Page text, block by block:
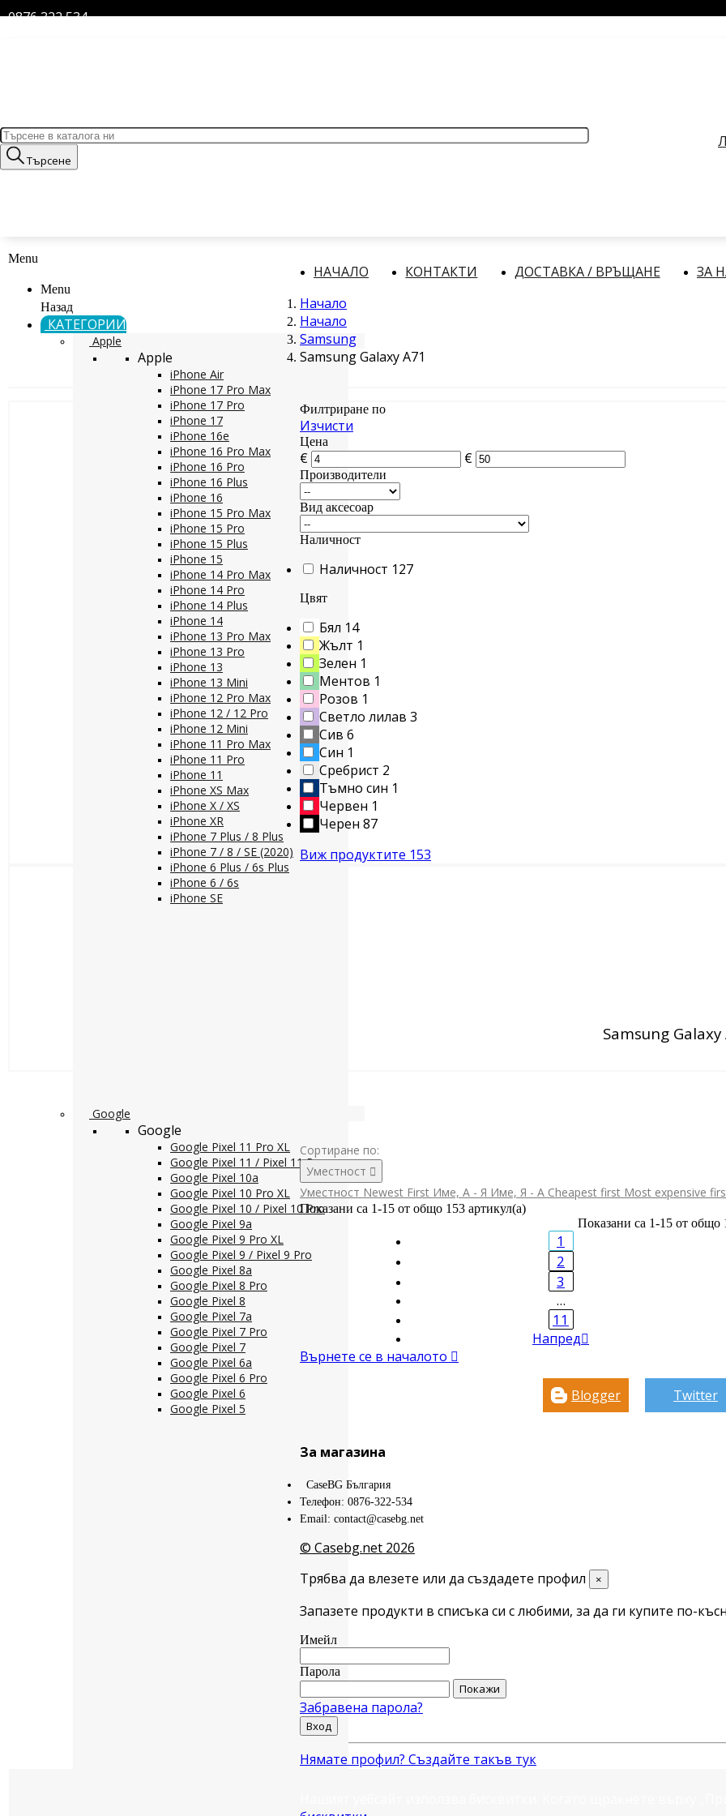
0876 322 534
Търсене
Menu
Menu
Назад
КАТЕГОРИИ
Apple
Apple
iPhone Air
iPhone 17 Pro Max
iPhone 17 Pro
iPhone 17
iPhone 16e
iPhone 16 Pro Max
iPhone 16 Pro
iPhone 16 Plus
iPhone 16
iPhone 15 Pro Max
iPhone 15 Pro
iPhone 15 Plus
iPhone 15
iPhone 14 Pro Max
iPhone 14 Pro
iPhone 14 Plus
iPhone 14
iPhone 13 Pro Max
iPhone 13 Pro
iPhone 13
iPhone 13 Mini
iPhone 12 Pro Max
iPhone 12 / 12 Pro
iPhone 12 Mini
iPhone 11 Pro Max
iPhone 11 Pro
iPhone 11
iPhone XS Max
iPhone X / XS
iPhone XR
iPhone 7 Plus / 8 Plus
iPhone 7 / 8 / SE (2020)
iPhone 6 Plus / 6s Plus
iPhone 6 / 6s
iPhone SE
Google
Google
Google Pixel 11 Pro XL
Google Pixel 11 / Pixel 11 Pro
Google Pixel 10a
Google Pixel 10 Pro XL
Google Pixel 10 / Pixel 10 Pro
Google Pixel 9a
Google Pixel 9 Pro XL
Google Pixel 9 / Pixel 9 Pro
Google Pixel 8a
Google Pixel 8 Pro
Google Pixel 8
Google Pixel 7a
Google Pixel 7 Pro
Google Pixel 7
Google Pixel 6a
Google Pixel 6 Pro
Google Pixel 6
Google Pixel 5
НАЧАЛО КОНТАКТИ ДОСТАВКА / ВРЪЩАНЕ
ЗА
Начало
Начало
Samsung
Samsung Galaxy A71
Филтриране по
Изчисти
Цена
€ €
Производители
Вид аксесоар
Наличност
Наличност 127
Цвят
Бял 14
Жълт 1
Зелен 1
Ментов 1
Розов 1
Светло лилав 3
Сив 6
Син 1
Сребрист 2
Тъмно син 1
Червен 1
Черен 87
Виж продуктите 153
Samsung Galaxy
Сортиране по:
Уместност 
Уместност Newest First Име, А - Я Име, Я - А Cheapest first Most expensive
Показани са 1-15 от общо 153 артикул(а)
Показани са 1-15 от общо
1
2
3
…
11
Напред
Върнете се в началото 
Blogger Twitter
За магазина
CaseBG България
Телефон: 0876-322-534
Email: contact@casebg.net
© Casebg.net 2026
Трябва да влезете или да създадете профил
×
Запазете продукти в списъка си с любими, за да ги купите по-
Имейл
Парола
Покажи
Забравена парола?
Вход
Нямате профил? Създайте такъв тук